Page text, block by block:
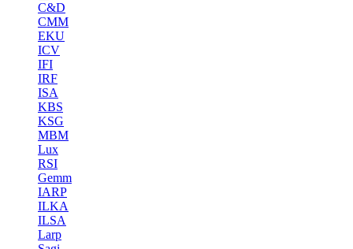
C&D
CMM
EKU
ICV
IFI
IRF
ISA
KBS
KSG
MBM
Lux
RSI
Gemm
IARP
ILKA
ILSA
Larp